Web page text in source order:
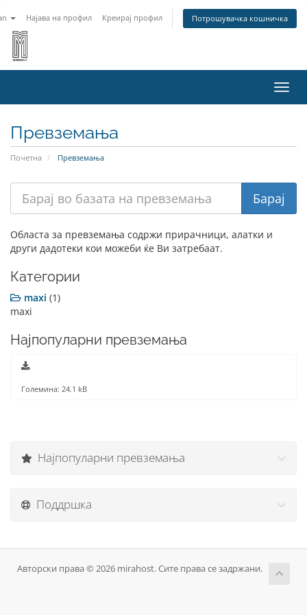
Најава на профил Креирај профил Потрошувачка кошничка
ја
Превземања
Почетна Превземања
Областа за превземања содржи прирачници, алатки и
други дадотеки кои можеби ќе Ви затребаат.
Категории
maxi (1)
maxi
Најпопуларни превземања
Големина: 24.1 kB
Најпопуларни превземања
Поддршка
Авторски права © 2026 mirahost. Сите права се задржани.